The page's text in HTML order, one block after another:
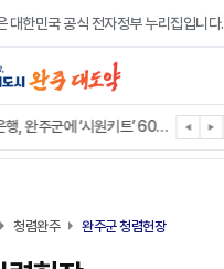
대한민국 공식 전자정부 누리집입니다.
완주 청소년, 삼성 임직원 만나 미래 진로 그린다
전북은행, 완주군에 ‘시원키트’ 60세트 기탁
㈜새눈, 완주군에 성금 1,000만 원 기탁
완주 미래라이온스, 경로당 냉장고 후원
청렴완주 완주군 청렴헌장